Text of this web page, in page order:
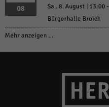
08 Sa.. 8. August | 13:00-
Bürgerhalle Broich
Mehr anzeigen …